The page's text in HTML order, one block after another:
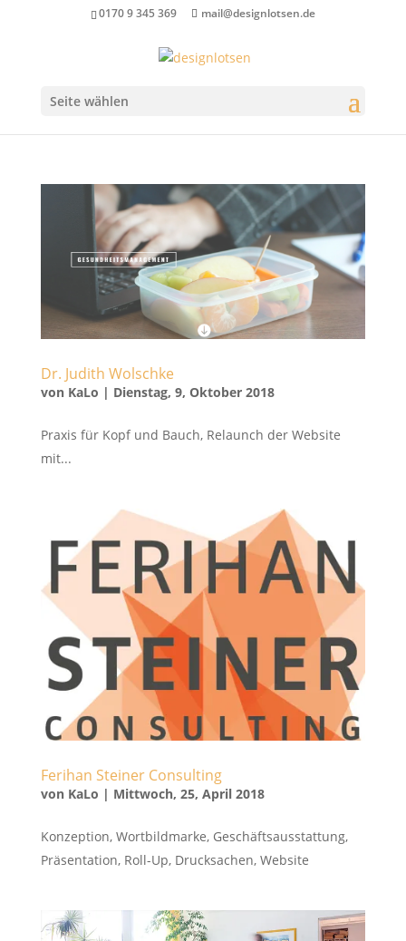
0170 9 345 369 mail@designlotsen.de
Seite wählen
Dr. Judith Wolschke
von KaLo | Dienstag, 9, Oktober 2018
Praxis für Kopf und Bauch, Relaunch der Website
mit...
Ferihan Steiner Consulting
von KaLo | Mittwoch, 25, April 2018
Konzeption, Wortbildmarke, Geschäftsausstattung,
Präsentation, Roll-Up, Drucksachen, Website